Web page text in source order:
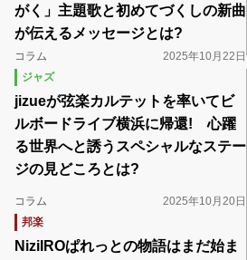
がく」主題歌と初めてづくしの新曲
が伝えるメッセージとは?
コラム
2025年10月22日
ジャズ
jizueが弦楽カルテットを率いてビ
ルボードライブ横浜に帰還! 心躍
る世界へと誘うスペシャルなステー
ジの見どころとは?
コラム
2025年10月20日
邦楽
NiziIROぱれっとの物語はまだ始ま